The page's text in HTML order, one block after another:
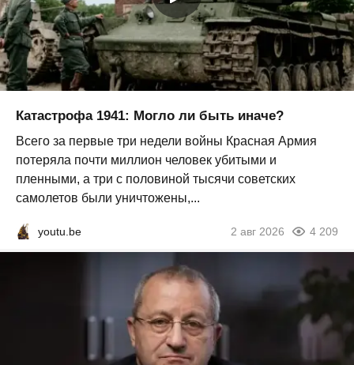
Катастрофа 1941: Могло ли быть иначе?
Всего за первые три недели войны Красная Армия
потеряла почти миллион человек убитыми и
пленными, а три с половиной тысячи советских
самолетов были уничтожены,...
youtu.be 2 авг 2026 4 209